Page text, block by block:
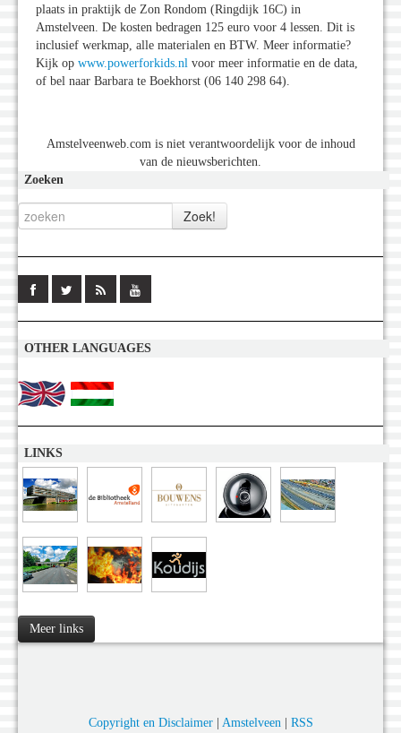
plaats in praktijk de Zon Rondom (Ringdijk 16C) in
Amstelveen. De kosten bedragen 125 euro voor 4 lessen. Dit is
inclusief werkmap, alle materialen en BTW. Meer informatie?
Kijk op www.powerforkids.nl voor meer informatie en de data,
of bel naar Barbara te Boekhorst (06 140 298 64).
Amstelveenweb.com is niet verantwoordelijk voor de inhoud
van de nieuwsberichten.
Zoeken
OTHER LANGUAGES
LINKS
Meer links
Copyright en Disclaimer| Amstelveen| RSS